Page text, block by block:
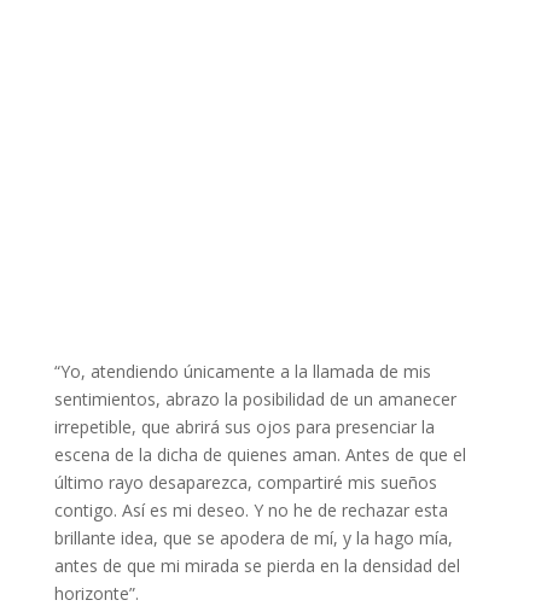
“Yo, atendiendo únicamente a la llamada de mis
sentimientos, abrazo la posibilidad de un amanecer
irrepetible, que abrirá sus ojos para presenciar la
escena de la dicha de quienes aman. Antes de que el
último rayo desaparezca, compartiré mis sueños
contigo. Así es mi deseo. Y no he de rechazar esta
brillante idea, que se apodera de mí, y la hago mía,
antes de que mi mirada se pierda en la densidad del
horizonte”.